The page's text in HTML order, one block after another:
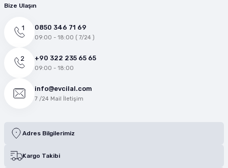
Bize Ulaşın
0850 346 71 69
09:00 - 18:00 ( 7/24 )
+90 322 235 65 65
09:00 - 18:00
info@evcilal.com
7 /24 Mail İletişim
Adres Bilgilerimiz
Kargo Takibi